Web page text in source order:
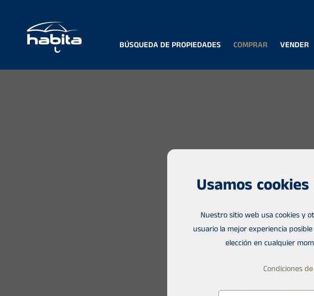
BÚSQUEDA DE PROPIEDADES COMPRAR VENDER
Usamos
Nuestro sitio web usa cookies y
usuario la mejor experiencia
elección en cualquier
Condiciones